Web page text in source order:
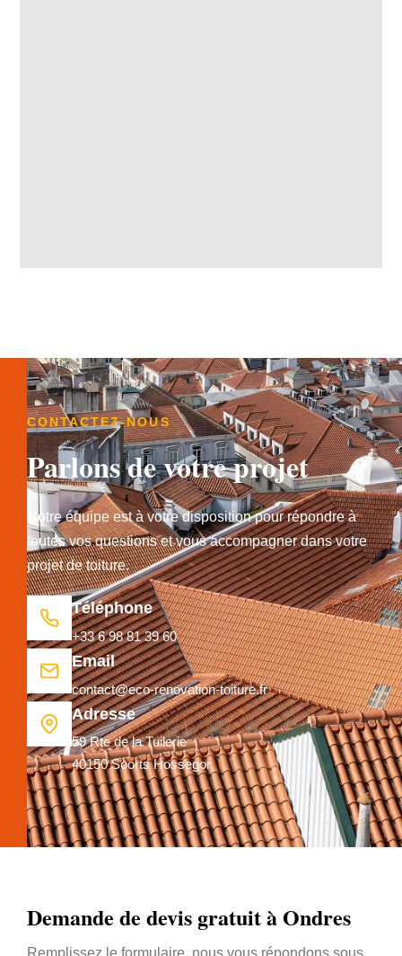
CONTACTEZ-NOUS
Parlons de votre projet
Notre équipe est à votre disposition pour répondre à
toutes vos questions et vous accompagner dans votre
projet de toiture.
Téléphone
+33 6 98 81 39 60
Email
contact@eco-renovation-toiture.fr
Adresse
59 Rte de la Tuilerie
40150 Soorts Hossegor
Demande de devis gratuit à Ondres
Remplissez le formulaire, nous vous répondons sous